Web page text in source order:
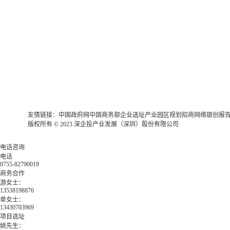
友情链接： 中国政府网 中国商务部企业选址产业园区规划 招商网络银创报
版权所有 © 2023 深企投产业发展（深圳）股份有限公司
电话咨询
电话
0755-82790019
商务合作
游女士：
13538198876
单女士：
13430703969
项目选址
姚先生：